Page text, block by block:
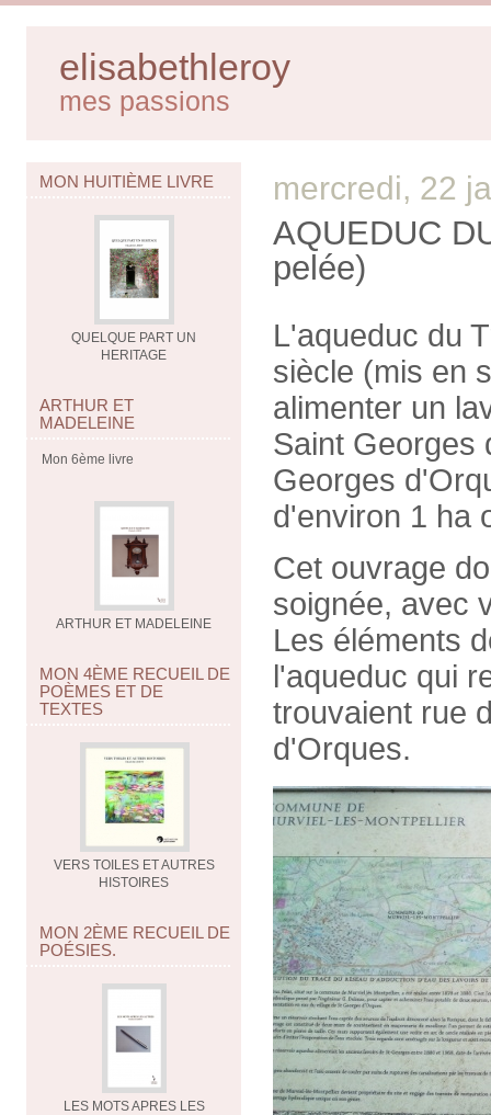
elisabethleroy
mes passions
MON HUITIÈME LIVRE
QUELQUE PART UN
HERITAGE
ARTHUR ET
MADELEINE
Mon 6ème livre
ARTHUR ET MADELEINE
MON 4ÈME RECUEIL DE
POÈMES ET DE
TEXTES
VERS TOILES ET AUTRES
HISTOIRES
MON 2ÈME RECUEIL DE
POÉSIES.
LES MOTS APRES LES
mercredi, 22
AQUEDUC
pelée)
L'aqueduc du
siècle (mis en
alimenter un
Saint Georges
Georges
d'environ 1 ha
Cet ouvrage
soignée, avec
Les éléments
l'aqueduc qui
trouvaient rue
d'Orques.